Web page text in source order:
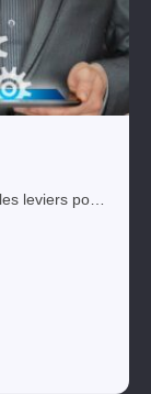
leviers pour